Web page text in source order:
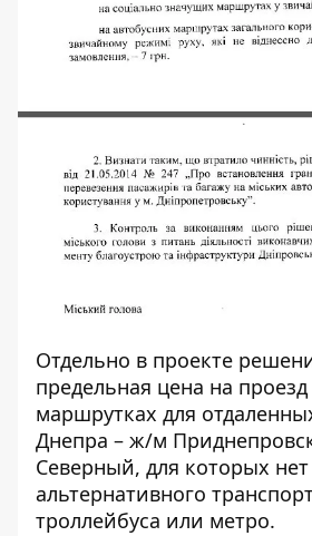
Отдельно в проекте
предельная цена на
маршрутках для
Днепра – ж/м
Северный, для которых нет
альтернативного
троллейбуса или метро.